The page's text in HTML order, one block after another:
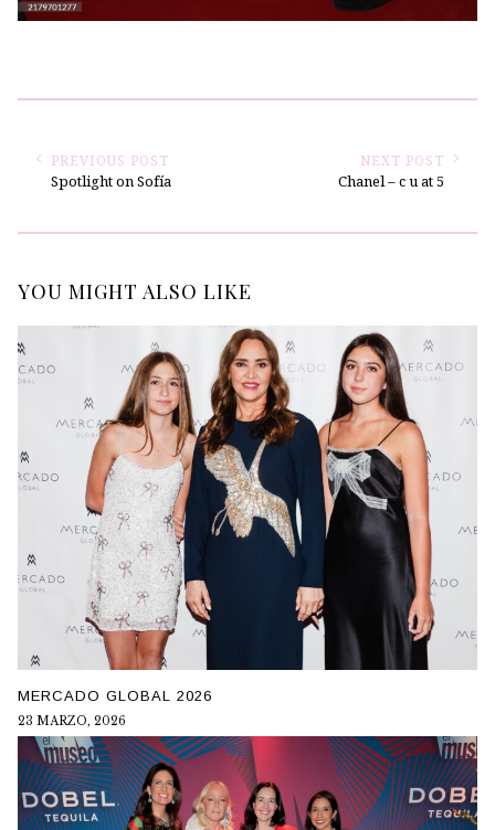
PREVIOUS POST
Spotlight on Sofía
NEXT POST
Chanel – c u at 5
YOU MIGHT ALSO LIKE
MERCADO GLOBAL 2026
23 MARZO, 2026